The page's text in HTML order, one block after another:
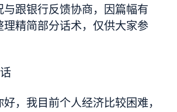
与跟银行反馈协商，因篇幅有
理精简部分话术，仅供大家参
，我目前个人经济比较困难，